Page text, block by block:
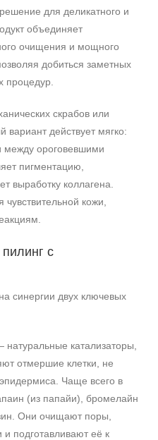
для деликатного и
объединяет
очищения и мощного
добиться заметных
процедур.
скрабов или
вариант действует мягко:
ороговевшими
пигментацию,
выработку коллагена.
кожи,
с
синергии двух ключевых
натуральные катализаторы,
отмершие клетки, не
Чаще всего в
(из папайи), бромелайн
Они очищают поры,
и подготавливают её к